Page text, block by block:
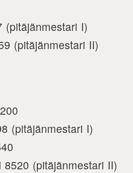
(pitäjänmestari I)
(pitäjänmestari II)
(pitäjänmestari I)
8520 (pitäjänmestari II)